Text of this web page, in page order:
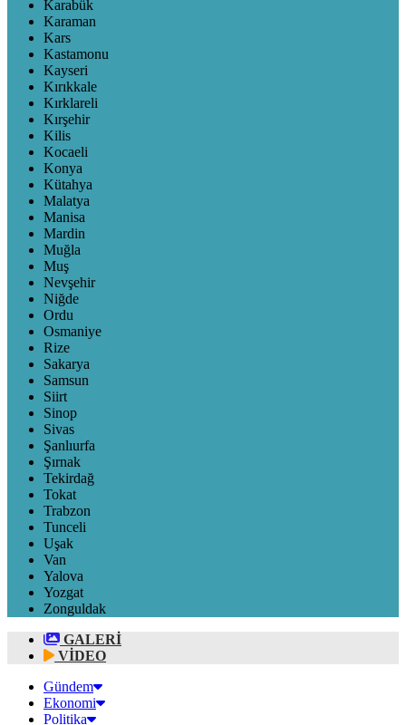
Karabük
Karaman
Kars
Kastamonu
Kayseri
Kırıkkale
Kırklareli
Kırşehir
Kilis
Kocaeli
Konya
Kütahya
Malatya
Manisa
Mardin
Muğla
Muş
Nevşehir
Niğde
Ordu
Osmaniye
Rize
Sakarya
Samsun
Siirt
Sinop
Sivas
Şanlıurfa
Şırnak
Tekirdağ
Tokat
Trabzon
Tunceli
Uşak
Van
Yalova
Yozgat
Zonguldak
GALERİ
VİDEO
Gündem
Ekonomi
Politika